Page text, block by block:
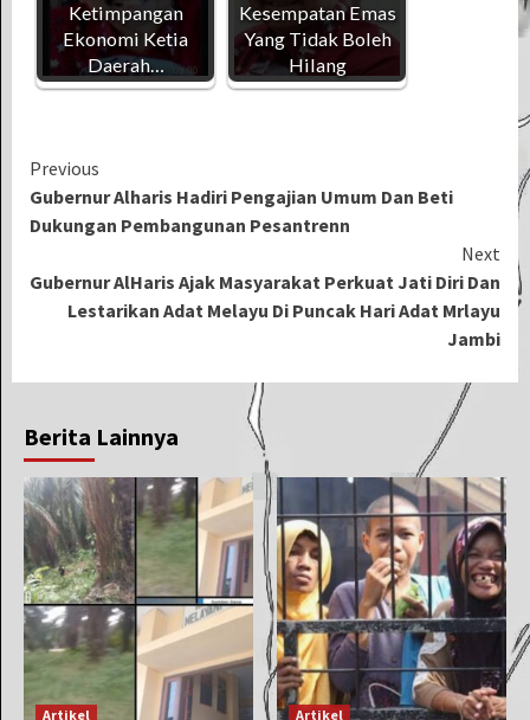
Ketimpangan
Ekonomi Ketia
Daerah…
Kesempatan Emas
Yang Tidak Boleh
Hilang
Continue
Reading
Previous
Gubernur Alharis Hadiri Pengajian Umum Dan Beti
Dukungan Pembangunan Pesantrenn
Next
Gubernur AlHaris Ajak Masyarakat Perkuat Jati Diri Dan
Lestarikan Adat Melayu Di Puncak Hari Adat Mrlayu
Jambi
Berita Lainnya
Artikel Artikel